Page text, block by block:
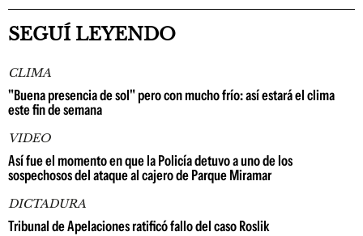
SEGUÍ LEYENDO
CLIMA
"Buena presencia de sol" pero con mucho frío: así estará el clima
este fin de semana
VIDEO
Así fue el momento en que la Policía detuvo a uno de los
sospechosos del ataque al cajero de Parque Miramar
DICTADURA
Tribunal de Apelaciones ratificó fallo del caso Roslik